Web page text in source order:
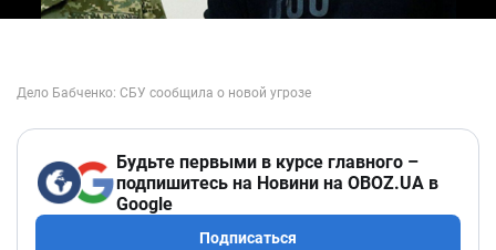
Будьте первыми в курсе главного –
подпишитесь на Новини на OBOZ.UA в
Google
Подписаться